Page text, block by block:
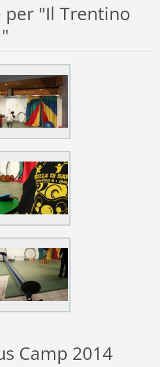
"Il Trentino
Camp 2014